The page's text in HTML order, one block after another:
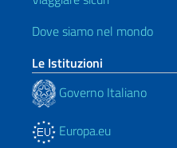
Dove siamo nel mondo
Le Istituzioni
Governo Italiano
Europa.eu